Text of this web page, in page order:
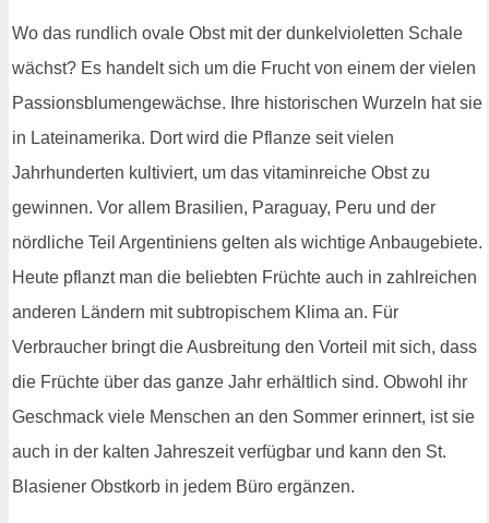
Wo das rundlich ovale Obst mit der dunkelvioletten Schale
wächst? Es handelt sich um die Frucht von einem der vielen
Passionsblumengewächse. Ihre historischen Wurzeln hat sie
in Lateinamerika. Dort wird die Pflanze seit vielen
Jahrhunderten kultiviert, um das vitaminreiche Obst zu
gewinnen. Vor allem Brasilien, Paraguay, Peru und der
nördliche Teil Argentiniens gelten als wichtige Anbaugebiete.
Heute pflanzt man die beliebten Früchte auch in zahlreichen
anderen Ländern mit subtropischem Klima an. Für
Verbraucher bringt die Ausbreitung den Vorteil mit sich, dass
die Früchte über das ganze Jahr erhältlich sind. Obwohl ihr
Geschmack viele Menschen an den Sommer erinnert, ist sie
auch in der kalten Jahreszeit verfügbar und kann den St.
Blasiener Obstkorb in jedem Büro ergänzen.